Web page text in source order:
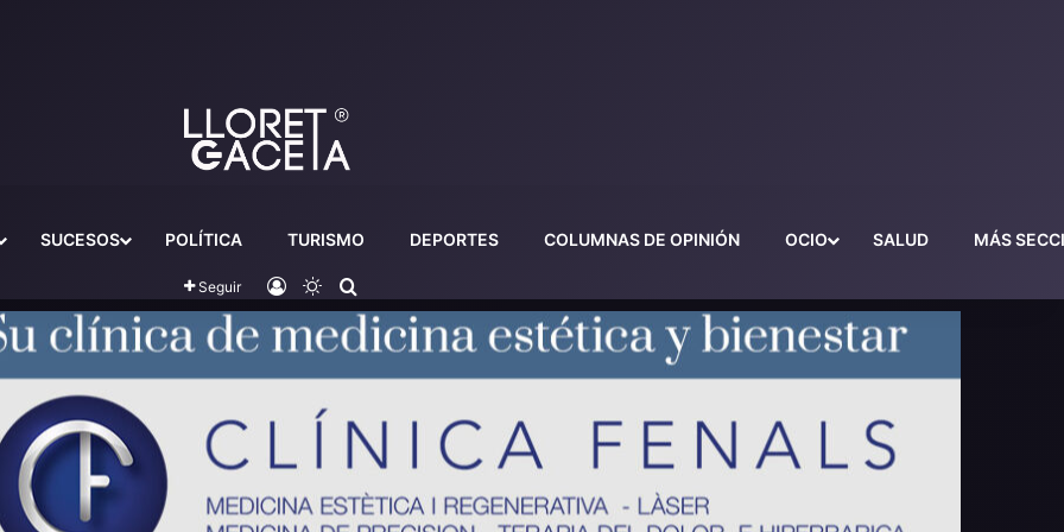
SUCESOS POLÍTICA TURISMO DEPORTES COLUMNAS DE OPINIÓN OCIO SALUD MÁS
Seguir Iniciar sesión
Switch skin